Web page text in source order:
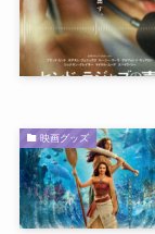
映画グッズ